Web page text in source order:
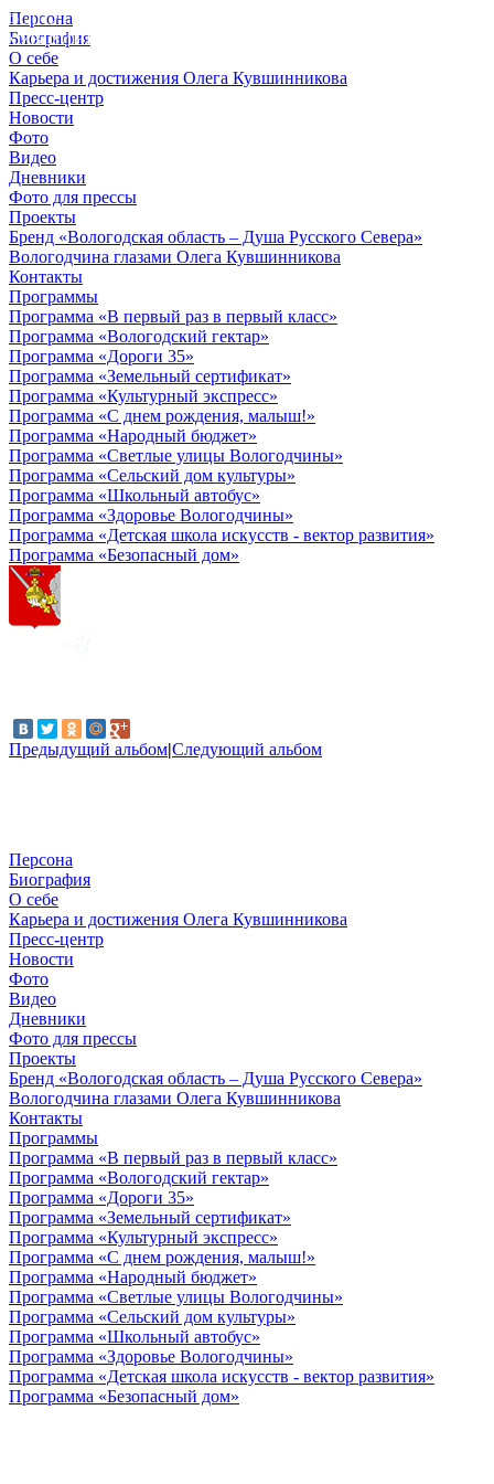
Персона
Биография
О себе
Карьера и достижения Олега Кувшинникова
Пресс-центр
Новости
Фото
Видео
Дневники
Фото для прессы
Проекты
Бренд «Вологодская область – Душа Русского Севера»
Вологодчина глазами Олега Кувшинникова
Контакты
Программы
Программа «В первый раз в первый класс»
Программа «Вологодский гектар»
Программа «Дороги 35»
Программа «Земельный сертификат»
Программа «Культурный экспресс»
Программа «С днем рождения, малыш!»
Программа «Народный бюджет»
Программа «Светлые улицы Вологодчины»
Программа «Сельский дом культуры»
Программа «Школьный автобус»
Программа «Здоровье Вологодчины»
Программа «Детская школа искусств - вектор развития»
Программа «Безопасный дом»
Предыдущий альбом|Следующий альбом
© 2012 - 2023,
КУВШИННИКОВ О.А.
Персона
Биография
О себе
Карьера и достижения Олега Кувшинникова
Пресс-центр
Новости
Фото
Видео
Дневники
Фото для прессы
Проекты
Бренд «Вологодская область – Душа Русского Севера»
Вологодчина глазами Олега Кувшинникова
Контакты
Программы
Программа «В первый раз в первый класс»
Программа «Вологодский гектар»
Программа «Дороги 35»
Программа «Земельный сертификат»
Программа «Культурный экспресс»
Программа «С днем рождения, малыш!»
Программа «Народный бюджет»
Программа «Светлые улицы Вологодчины»
Программа «Сельский дом культуры»
Программа «Школьный автобус»
Программа «Здоровье Вологодчины»
Программа «Детская школа искусств - вектор развития»
Программа «Безопасный дом»